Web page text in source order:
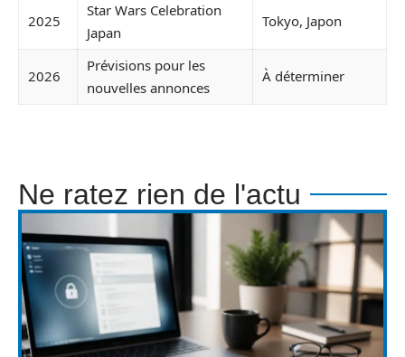
2025
Star Wars Celebration
Japan
Tokyo, Japon
2026
Prévisions pour les
nouvelles annonces
À déterminer
Ne ratez rien de l'actu